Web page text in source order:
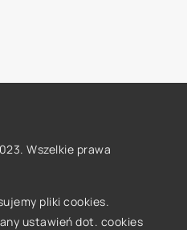
Wszelkie prawa
pliki cookies.
ustawień dot. cookies